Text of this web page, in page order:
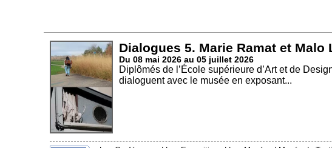
Dialogues 5. Marie Ramat et Malo
Du 08 mai 2026 au 05 juillet 2026
Diplômés de l’École supérieure d’Art et de
dialoguent avec le musée en exposant...